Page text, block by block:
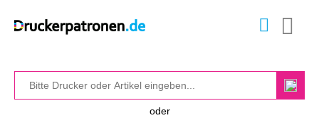
oder